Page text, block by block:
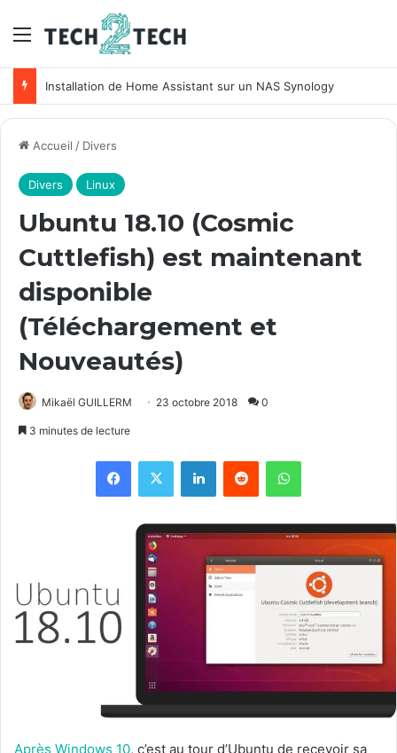
Menu
Installation de Home Assistant sur un NAS Synology
Accueil / Divers
Divers Linux
Ubuntu 18.10 (Cosmic
Cuttlefish) est maintenant
disponible
(Téléchargement et
Nouveautés)
Mikaël GUILLERM 23 octobre 2018 0
3 minutes de lecture
Après Windows 10, c’est au tour d’Ubuntu de recevoir sa